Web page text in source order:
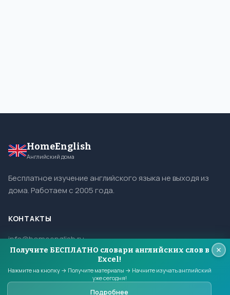
HomeEnglish
Английский дома
Бесплатное изучение английского языка не выходя из
дома. Работаем с 2005 года.
КОНТАКТЫ
info@homeenglish.ru
ВКонтакте
Получите БЕСПЛАТНО словари английских слов в
Excel!
Нажмите на кнопку → Получите материалы → Начните изучать английский
уже сегодня!
Подробнее